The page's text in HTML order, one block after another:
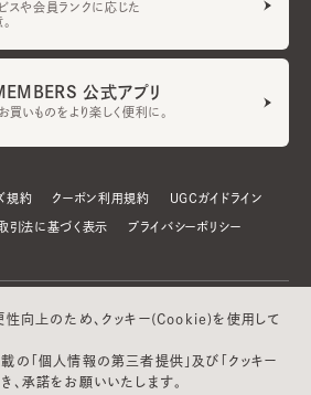
スや会員ランクに応じた
公式アプリ
いものをより楽しく便利に。
規約 クーポン利用規約 UGCガイドライン
引法に基づく表示 プライバシーポリシー
性向上のため、クッキー(Cookie)を使用して
の「個人情報の第三者提供」及び「クッキー
、承諾をお願いいたします。